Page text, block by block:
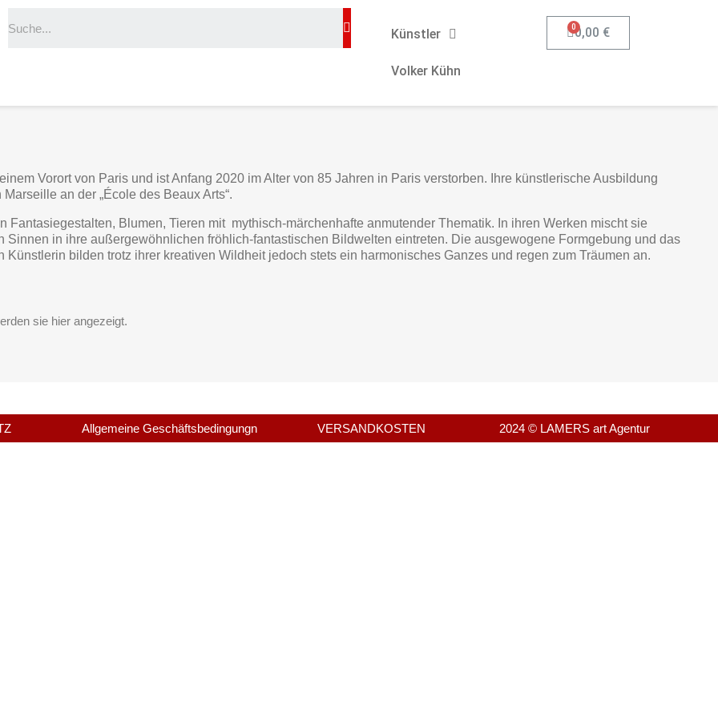
Künstler
Volker Kühn
0,00 €
Vorort von Paris und ist Anfang 2020 im Alter von 85 Jahren in Paris verstorben. Ihre künstlerische Ausbildung
an der „École des Beaux Arts“.
Fantasiegestalten, Blumen, Tieren mit mythisch-märchenhafte anmutender Thematik. In ihren Werken mischt sie
Sinnen in ihre außergewöhnlichen fröhlich-fantastischen Bildwelten eintreten. Die ausgewogene Formgebung und das
bilden trotz ihrer kreativen Wildheit jedoch stets ein harmonisches Ganzes und regen zum Träumen an.
sie hier angezeigt.
Allgemeine Geschäftsbedingungn VERSANDKOSTEN 2024 © LAMERS art Agentur